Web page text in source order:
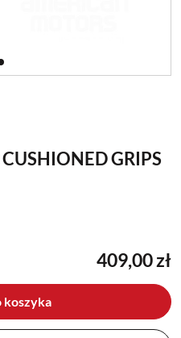
GRIPS
409,00 zł
koszyka